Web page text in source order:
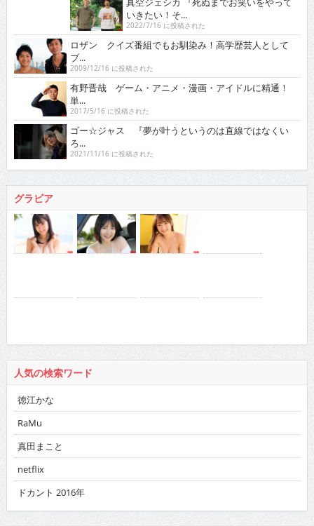
2022/7/16 に投稿された
ロザン クイズ番組でもお馴染み！高学歴芸人として
ブ...
2009/12/16 に投稿された
有野晋哉 ゲーム・アニメ・漫画・アイドルに精通！
単...
2017/5/16 に投稿された
ゴー☆ジャス 『夢が叶うというのは直線ではなくい
ろ...
2021/11/16 に投稿された
グラビア
人気の検索ワード
徳江かな
RaMu
真田まこと
netflix
ドカント 2016年